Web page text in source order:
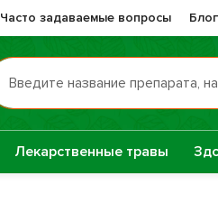
Часто задаваемые вопросы
Введите название препарата,
Лекарственные травы